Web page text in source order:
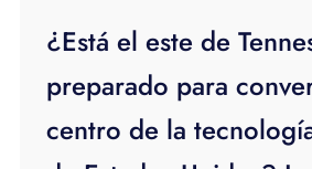
¿Está el este de
preparado para
centro de la